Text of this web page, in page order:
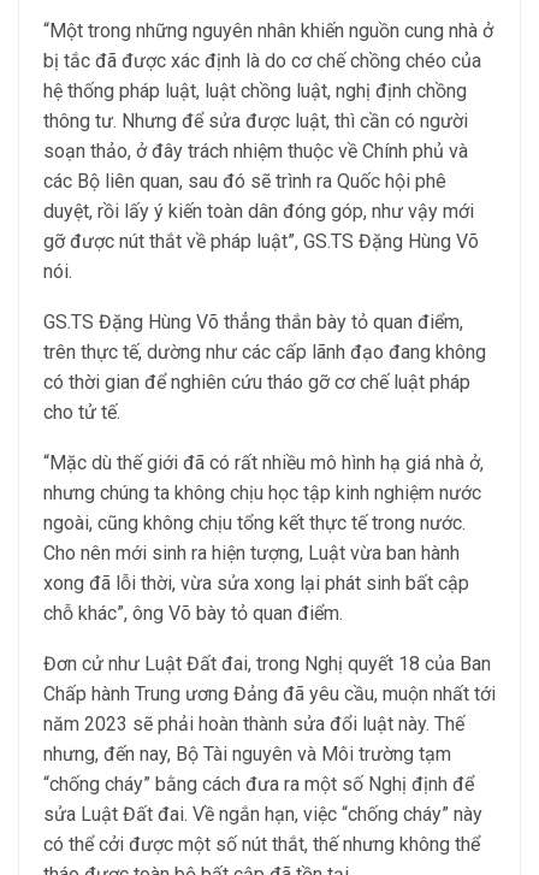
“Một trong những nguyên nhân khiến nguồn cung nhà ở
bị tắc đã được xác định là do cơ chế chồng chéo của
hệ thống pháp luật, luật chồng luật, nghị định chồng
thông tư. Nhưng để sửa được luật, thì cần có người
soạn thảo, ở đây trách nhiệm thuộc về Chính phủ và
các Bộ liên quan, sau đó sẽ trình ra Quốc hội phê
duyệt, rồi lấy ý kiến toàn dân đóng góp, như vậy mới
gỡ được nút thắt về pháp luật”, GS.TS Đặng Hùng Võ
nói.
GS.TS Đặng Hùng Võ thẳng thắn bày tỏ quan điểm,
trên thực tế, dường như các cấp lãnh đạo đang không
có thời gian để nghiên cứu tháo gỡ cơ chế luật pháp
cho tử tế.
“Mặc dù thế giới đã có rất nhiều mô hình hạ giá nhà ở,
nhưng chúng ta không chịu học tập kinh nghiệm nước
ngoài, cũng không chịu tổng kết thực tế trong nước.
Cho nên mới sinh ra hiện tượng, Luật vừa ban hành
xong đã lỗi thời, vừa sửa xong lại phát sinh bất cập
chỗ khác”, ông Võ bày tỏ quan điểm.
Đơn cử như Luật Đất đai, trong Nghị quyết 18 của Ban
Chấp hành Trung ương Đảng đã yêu cầu, muộn nhất tới
năm 2023 sẽ phải hoàn thành sửa đổi luật này. Thế
nhưng, đến nay, Bộ Tài nguyên và Môi trường tạm
“chống cháy” bằng cách đưa ra một số Nghị định để
sửa Luật Đất đai. Về ngắn hạn, việc “chống cháy” này
có thể cởi được một số nút thắt, thế nhưng không thể